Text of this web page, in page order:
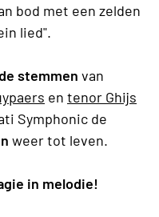
bod met een zelden
lied".
stemmen van
en tenor Ghijs
Symphonic de
weer tot leven.
in melodie!